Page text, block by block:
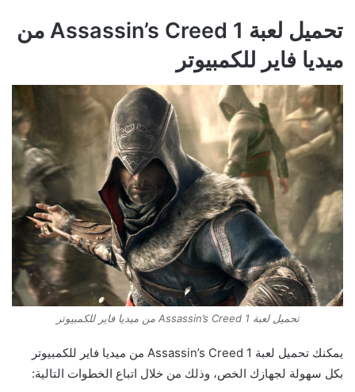
تحميل لعبة Assassin’s Creed 1 من
ميديا فاير للكمبيوتر
تحميل لعبة Assassin’s Creed 1 من ميديا فاير للكمبيوتر
يمكنك تحميل لعبة Assassin’s Creed 1 من ميديا فاير للكمبيوتر
بكل سهولة لجهازك الخص، وذلك من خلال اتباع الخطوات التالية: